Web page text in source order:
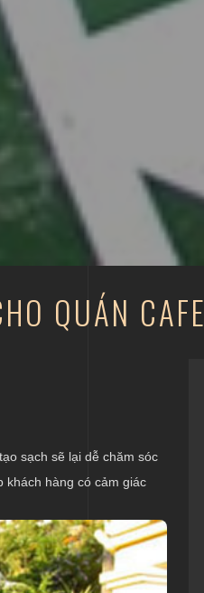
QUÁN CAFE
sạch sẽ lại dễ chăm sóc
khách hàng có cảm giác